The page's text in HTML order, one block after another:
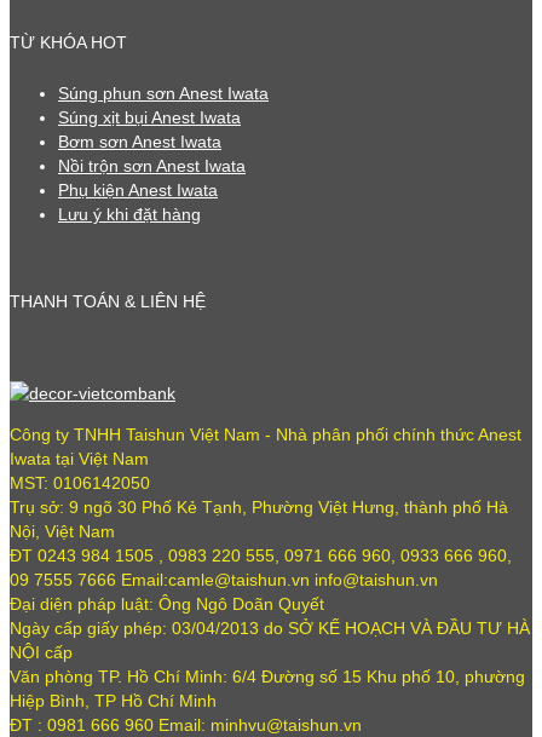
TỪ KHÓA HOT
Súng phun sơn Anest Iwata
Súng xịt bụi Anest Iwata
Bơm sơn Anest Iwata
Nồi trộn sơn Anest Iwata
Phụ kiện Anest Iwata
Lưu ý khi đặt hàng
THANH TOÁN & LIÊN HỆ
Công ty TNHH Taishun Việt Nam - Nhà phân phối chính thức Anest
Iwata tại Việt Nam
MST: 0106142050
Trụ sở: 9 ngõ 30 Phố Kẻ Tạnh, Phường Việt Hưng, thành phố Hà
Nội, Việt Nam
ĐT 0243 984 1505 , 0983 220 555, 0971 666 960, 0933 666 960,
09 7555 7666 Email:camle@taishun.vn info@taishun.vn
Đại diện pháp luật: Ông Ngô Doãn Quyết
Ngày cấp giấy phép: 03/04/2013 do SỞ KẾ HOẠCH VÀ ĐẦU TƯ HÀ
NỘI cấp
Văn phòng TP. Hồ Chí Minh: 6/4 Đường số 15 Khu phố 10, phường
Hiệp Bình, TP Hồ Chí Minh
ĐT : 0981 666 960 Email: minhvu@taishun.vn